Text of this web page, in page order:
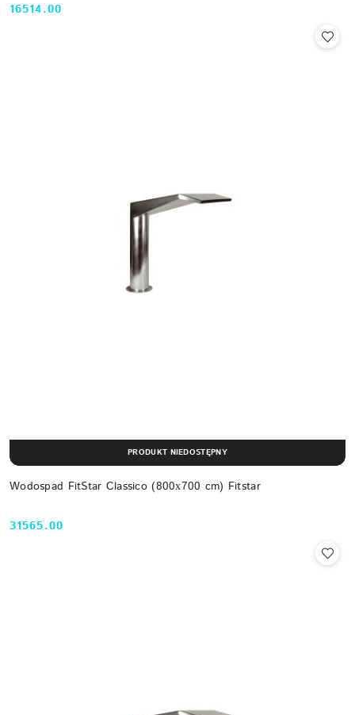
Cena:
16514.00
Wodospad FitStar Classico (800х700 cm) Fitstar
Cena:
31565.00
PRODUKT NIEDOSTĘPNY